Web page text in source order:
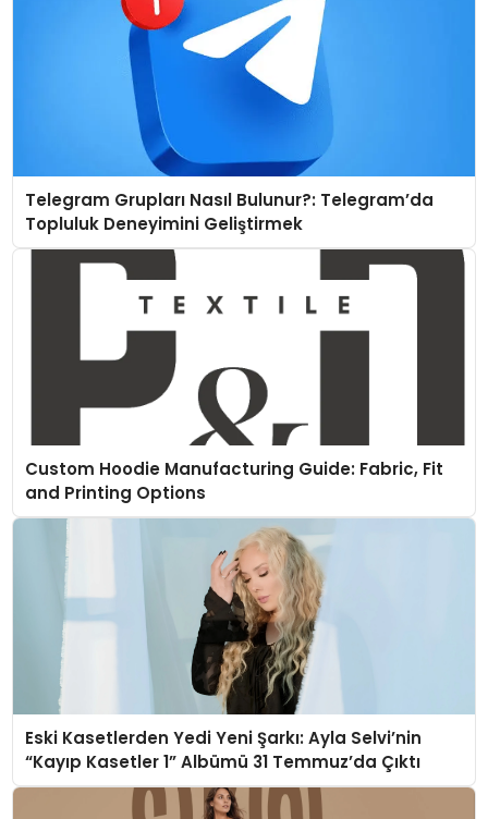
Telegram Grupları Nasıl Bulunur?: Telegram’da
Topluluk Deneyimini Geliştirmek
Custom Hoodie Manufacturing Guide: Fabric, Fit
and Printing Options
Eski Kasetlerden Yedi Yeni Şarkı: Ayla Selvi’nin
“Kayıp Kasetler 1” Albümü 31 Temmuz’da Çıktı